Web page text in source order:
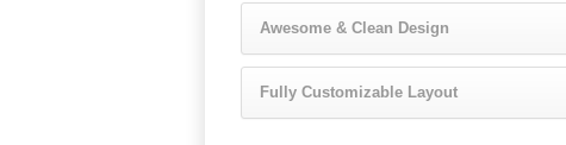
Awesome & Clean Design
Fully Customizable Layout